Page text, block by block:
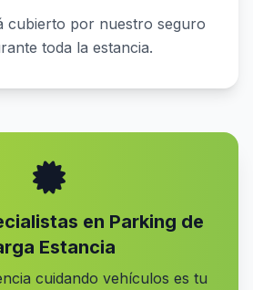
cubierto por nuestro seguro
toda la estancia.
en Parking de
Estancia
cuidando vehículos es tu